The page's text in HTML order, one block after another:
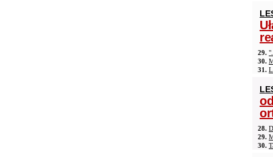
29.
30.
31.
28.
29.
30.